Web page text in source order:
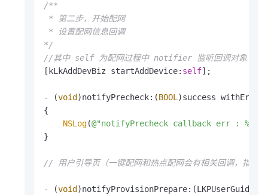
/**
* 第二步，开始配网
* 设置配网信息回调
*/
//其中 self 为配网过程中 notifier 监听回调对象（代
[kLkAddDevBiz startAddDevice: self];
- (void )notifyPrecheck:(BOOL )success
{
NSLog(@"notifyPrecheck callback err : %@"
}
// 用户引导页（一键配网和热点配网会有相关回调，指引
- (void